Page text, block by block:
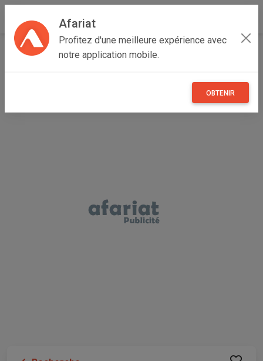
Afariat
Profitez d'une meilleure expérience avec
notre application mobile.
OBTENIR
Accueil Véhicules Grand Tunis